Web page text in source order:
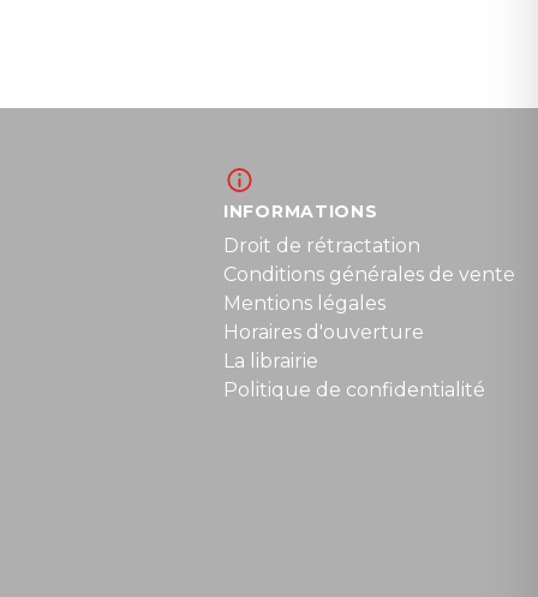
INFORMATIONS
Droit de rétractation
Conditions générales de vente
Mentions légales
Horaires d'ouverture
La librairie
Politique de confidentialité